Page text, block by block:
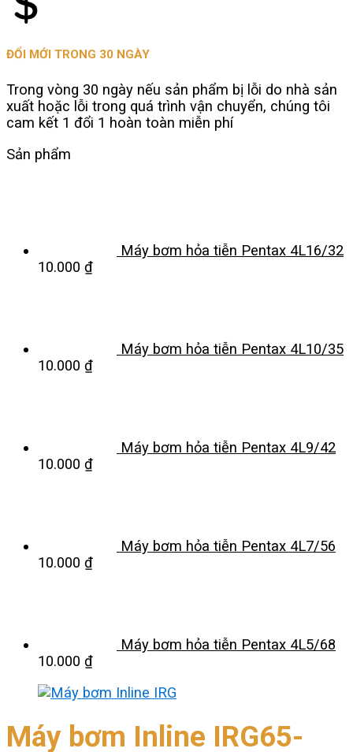
ĐỔI MỚI TRONG 30 NGÀY
Trong vòng 30 ngày nếu sản phẩm bị lỗi do nhà sản
xuất hoặc lỗi trong quá trình vận chuyển, chúng tôi
cam kết 1 đổi 1 hoàn toàn miễn phí
Sản phẩm
Máy bơm hỏa tiễn Pentax 4L16/32
10.000 ₫
Máy bơm hỏa tiễn Pentax 4L10/35
10.000 ₫
Máy bơm hỏa tiễn Pentax 4L9/42
10.000 ₫
Máy bơm hỏa tiễn Pentax 4L7/56
10.000 ₫
Máy bơm hỏa tiễn Pentax 4L5/68
10.000 ₫
Máy bơm Inline IRG65-